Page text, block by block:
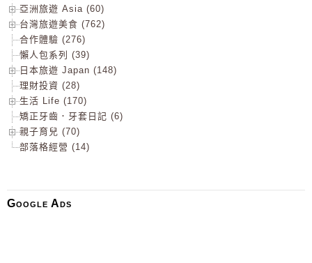
亞洲旅遊 Asia (60)
台灣旅遊美食 (762)
合作體驗 (276)
懶人包系列 (39)
日本旅遊 Japan (148)
理財投資 (28)
生活 Life (170)
矯正牙齒．牙套日記 (6)
親子育兒 (70)
部落格經營 (14)
Google Ads